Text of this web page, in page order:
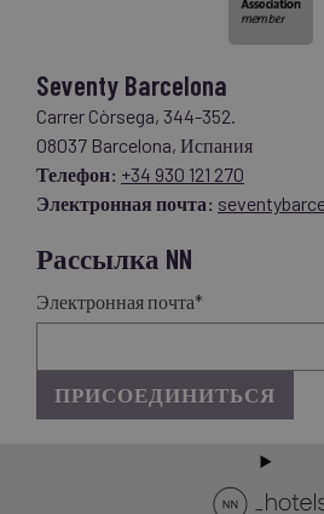
Seventy Barcelona
Carrer Còrsega, 344-352.
08037 Barcelona, Испания
Телефон: +34 930 121 270
Электронная почта:
Рассылка NN
Электронная почта*
ПРИСОЕДИНИТЬСЯ